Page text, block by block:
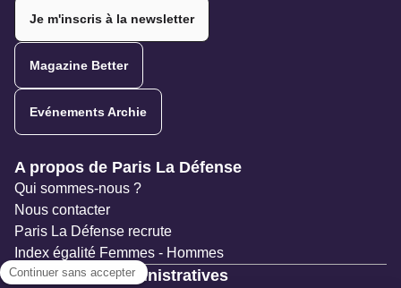
Je m'inscris à la newsletter
Magazine Better
Evénements Archie
Navigation secondaire
A propos de Paris La Défense
Qui sommes-nous ?
Nous contacter
Paris La Défense recrute
Index égalité Femmes - Hommes
Ressources administratives